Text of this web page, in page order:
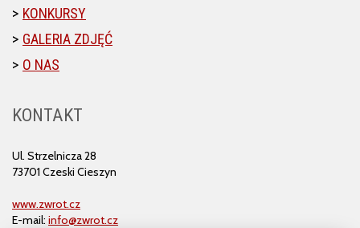
KONKURSY
GALERIA ZDJĘĆ
O NAS
KONTAKT
Ul. Strzelnicza 28
73701 Czeski Cieszyn
www.zwrot.cz
E-mail: info@zwrot.cz